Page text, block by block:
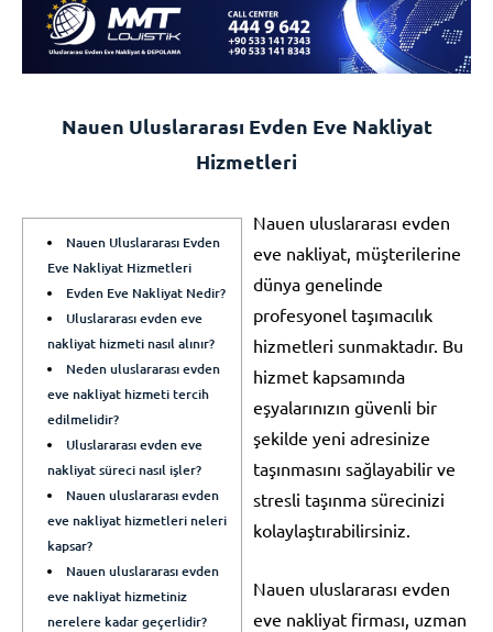
Nauen Uluslararası Evden Eve Nakliyat
Hizmetleri
Nauen Uluslararası Evden
Eve Nakliyat Hizmetleri
Evden Eve Nakliyat Nedir?
Uluslararası evden eve
nakliyat hizmeti nasıl alınır?
Neden uluslararası evden
eve nakliyat hizmeti tercih
edilmelidir?
Uluslararası evden eve
nakliyat süreci nasıl işler?
Nauen uluslararası evden
eve nakliyat hizmetleri neleri
kapsar?
Nauen uluslararası evden
eve nakliyat hizmetiniz
nerelere kadar geçerlidir?
Nauen uluslararası evden
eve nakliyat, müşterilerine
dünya genelinde
profesyonel taşımacılık
hizmetleri sunmaktadır. Bu
hizmet kapsamında
eşyalarınızın güvenli bir
şekilde yeni adresinize
taşınmasını sağlayabilir ve
stresli taşınma sürecinizi
kolaylaştırabilirsiniz.
Nauen uluslararası evden
eve nakliyat firması, uzman